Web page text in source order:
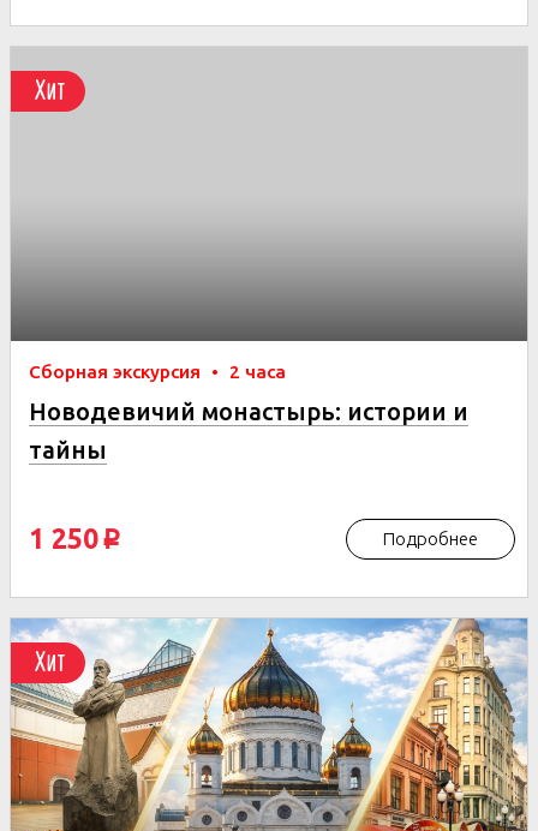
Хит
Сборная экскурсия • 2 часа
Новодевичий монастырь: истории и
тайны
1 250 p Подробнее
Хит